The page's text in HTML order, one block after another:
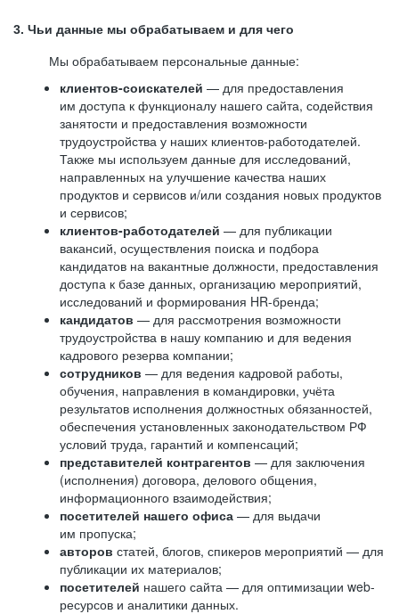
3. Чьи данные мы обрабатываем и для чего
Мы обрабатываем персональные данные:
клиентов-соискателей — для предоставления
им доступа к функционалу нашего сайта, содействия
занятости и предоставления возможности
трудоустройства у наших клиентов-работодателей.
Также мы используем данные для исследований,
направленных на улучшение качества наших
продуктов и сервисов и/или создания новых продуктов
и сервисов;
клиентов-работодателей — для публикации
вакансий, осуществления поиска и подбора
кандидатов на вакантные должности, предоставления
доступа к базе данных, организацию мероприятий,
исследований и формирования HR-бренда;
кандидатов — для рассмотрения возможности
трудоустройства в нашу компанию и для ведения
кадрового резерва компании;
сотрудников — для ведения кадровой работы,
обучения, направления в командировки, учёта
результатов исполнения должностных обязанностей,
обеспечения установленных законодательством РФ
условий труда, гарантий и компенсаций;
представителей контрагентов — для заключения
(исполнения) договора, делового общения,
информационного взаимодействия;
посетителей нашего офиса — для выдачи
им пропуска;
авторов статей, блогов, спикеров мероприятий — для
публикации их материалов;
посетителей нашего сайта — для оптимизации web-
ресурсов и аналитики данных.